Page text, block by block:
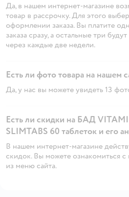
Да, в нашем интернет-магазине
товар в рассрочку. Для этого
оформлении заказа. Вы платите
заказа сразу, а остальные три
через каждые две недели.
Есть ли фото товара на нашем
Да, у нас вы можете увидеть 13
Есть ли скидки на БАД
SLIMTABS 60 таблеток и его
В нашем интернет-магазине
скидок. Вы можете ознакомиться
из меню сайта.